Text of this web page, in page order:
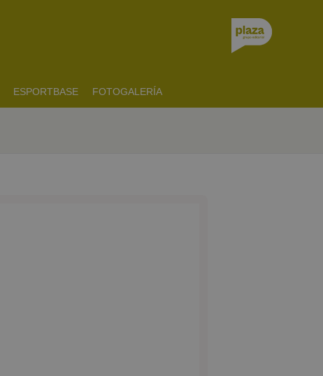
ESPORTBASE FOTOGALERÍA